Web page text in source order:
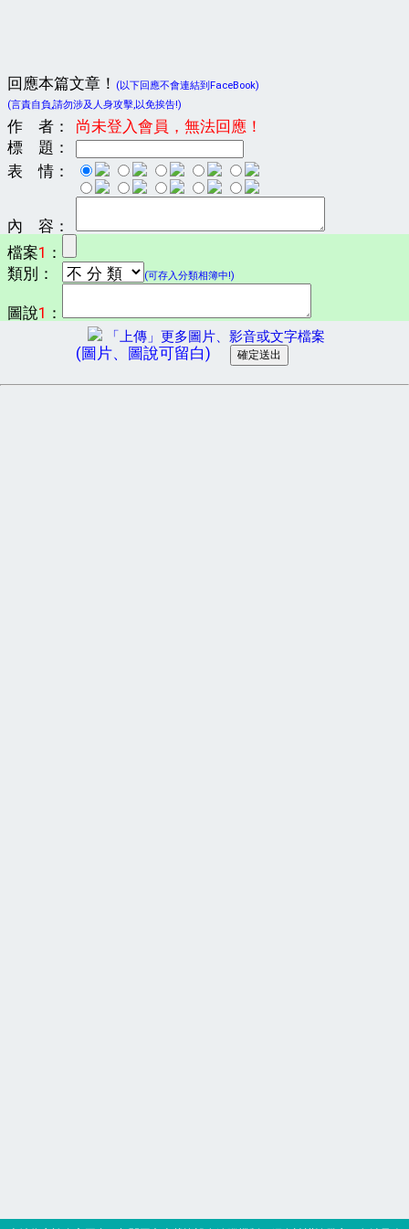
回應本篇文章！
(以下回應不會連結到FaceBook)
(言責自負,請勿涉及人身攻擊,以免挨告!)
作 者：
尚未登入會員，無法回應！
標 題：
表 情：
內 容：
檔案1 ：
類別：
(可存入分類相簿中!)
圖說1 ：
「上傳」更多圖片、影音或文字檔案
(圖片、圖說可留白)